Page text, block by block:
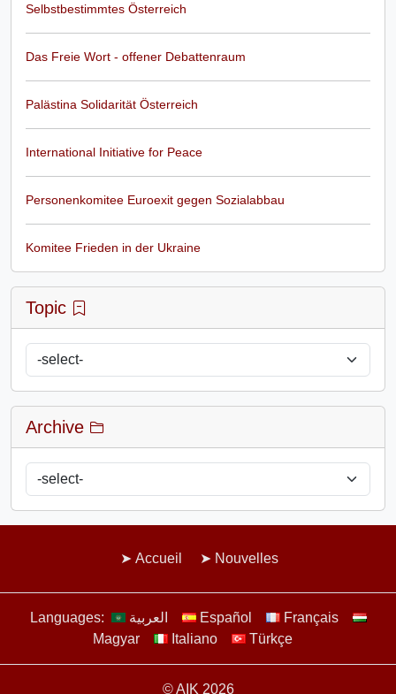
Selbstbestimmtes Österreich
Das Freie Wort - offener Debattenraum
Palästina Solidarität Österreich
International Initiative for Peace
Personenkomitee Euroexit gegen Sozialabbau
Komitee Frieden in der Ukraine
Topic
Archive
Accueil Nouvelles
Languages: العربية Español
Français
Magyar
Italiano Türkçe
© AIK 2026